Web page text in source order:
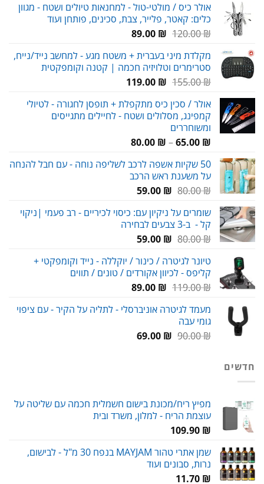
היה:
115.00 ₪.
הוא:
79.00 ₪.
אולר כיס / מולטי-טול - למחנאות טיולים ושטח - מגוון
כלים: קאטר, פלייר, צבת, סכינים, פותחן ועוד
120.00₪
המחיר
היה:
120.00 ₪.
89.00 ₪
המחיר
הוא:
89.00 ₪.
מקלדת מיני בעברית + משטח מגע - למחשב נייד/נייח,
סטרימרים וטלויזיה חכמה | קטנה וקומפקטית
155.00₪
המחיר
היה:
155.00 ₪.
119.00 ₪
המחיר
הוא:
119.00 ₪.
אולר / סכין כיס מתקפלת + תופסן לחגורה - לטיולי
קמפינג, מסלולים ושטח - לחיילים מתגייסים
ומשוחררים
65.00 ₪
–
80.00 ₪
טווח
עד
50 שקיות אשפה לרכב לשליפה נוחה - עם חבל להנחה
על משענת ראש הרכב
80.00₪
המחיר
היה:
80.00 ₪.
59.00 ₪
המחיר
הוא:
59.00 ₪.
שומרים על ניקיון עם: כיסוי לכיריים - רב פעמי |ניקוי
קל - ב-3 צבעים לבחירה
80.00₪
המחיר
היה:
80.00 ₪.
59.00 ₪
המחיר
הוא:
59.00 ₪.
טיונר לגיטרה / כינור / יוקללה - נייד וקומפקטי +
קליפס - לכיוון אקורדים / טונים / תווים
119.00₪
המחיר
היה:
89.00 ₪
המחיר
הוא:
מעמד לגיטרה אוניברסלי - לתליה על הקיר - עם ציפוי
גומי עבה
90.00₪
המחיר69.00 ₪
המחיר
חדשים
מפיץ ריח/מכונת בישום חשמלית חכמה עם שליטה על
עוצמת הריח - למלון, משרד ובית
109.90 ₪
שמן אתרי טהור MAYJAM בנפח 30 מ"ל - לבישום,
נרות, סבונים ועוד
11.70 ₪